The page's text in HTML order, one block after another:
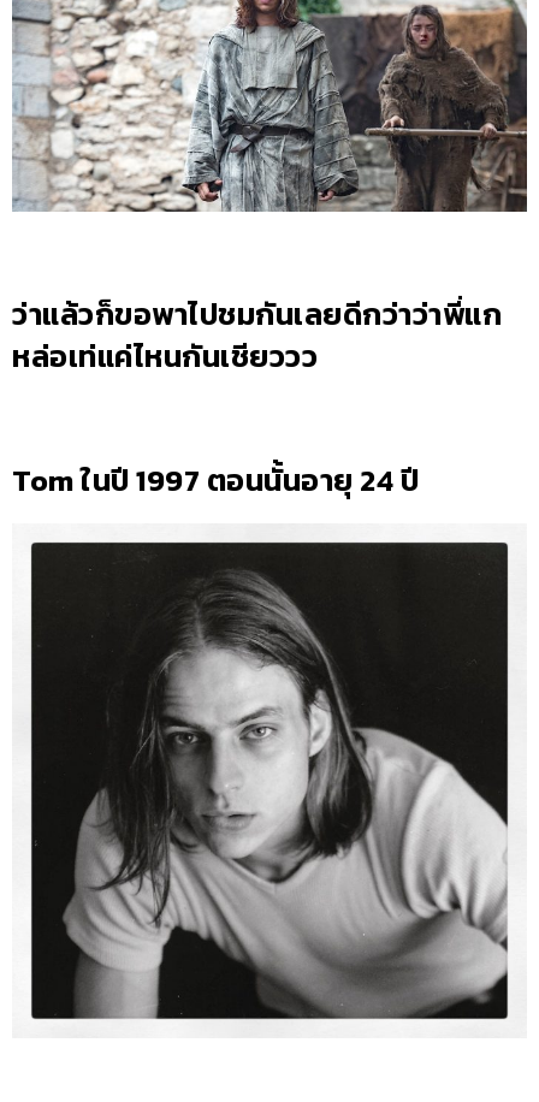
ว่าแล้วก็ขอพาไปชมกันเลยดีกว่าว่าพี่แก
หล่อเท่แค่ไหนกันเชียววว
Tom ในปี 1997 ตอนนั้นอายุ 24 ปี